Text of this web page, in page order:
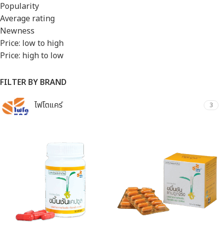
Popularity
Average rating
Newness
Price: low to high
Price: high to low
FILTER BY BRAND
ไฟโตแคร์
3